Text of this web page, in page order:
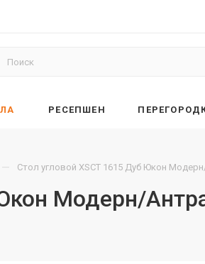
РЕСЕПШЕН
— Стол угловой XSCT 1615 Дуб Юкон
Модерн/